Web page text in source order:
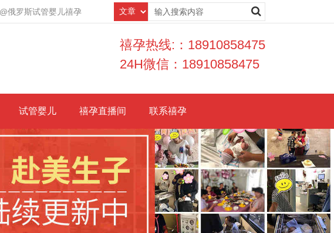
俄罗斯试管婴儿禧孕
禧孕热线:：18910858475
24H微信：18910858475
试管婴儿 禧孕直播间 联系禧孕